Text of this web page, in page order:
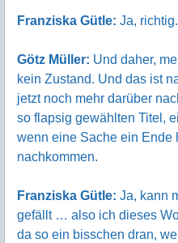
Franziska Gütle: Ja, richtig.
Götz Müller: Und daher,
kein Zustand. Und das ist
jetzt noch mehr darüber
so flapsig gewählten Titel,
wenn eine Sache ein Ende
nachkommen.
Franziska Gütle: Ja, kann
gefällt … also ich dieses
da so ein bisschen dran,